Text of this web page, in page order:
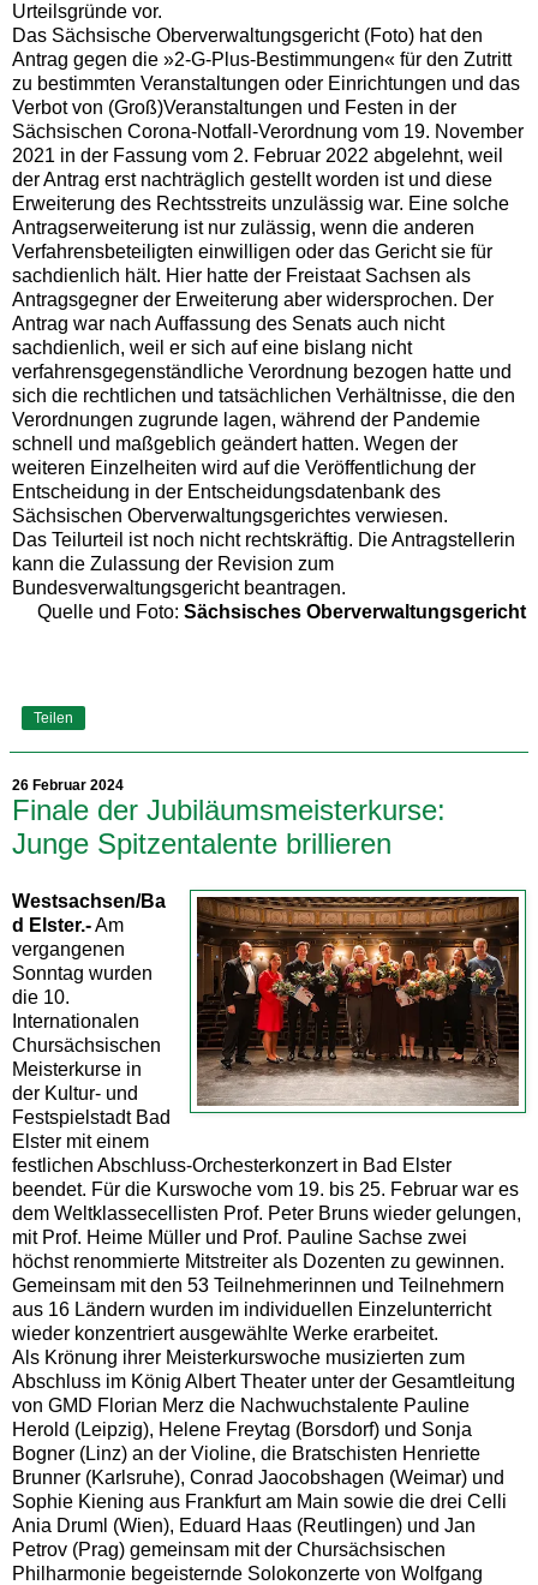
Urteilsgründe vor.
Das Sächsische Oberverwaltungsgericht (Foto) hat den
Antrag gegen die »2-G-Plus-Bestimmungen« für den Zutritt
zu bestimmten Veranstaltungen oder Einrichtungen und das
Verbot von (Groß)Veranstaltungen und Festen in der
Sächsischen Corona-Notfall-Verordnung vom 19. November
2021 in der Fassung vom 2. Februar 2022 abgelehnt, weil
der Antrag erst nachträglich gestellt worden ist und diese
Erweiterung des Rechtsstreits unzulässig war. Eine solche
Antragserweiterung ist nur zulässig, wenn die anderen
Verfahrensbeteiligten einwilligen oder das Gericht sie für
sachdienlich hält. Hier hatte der Freistaat Sachsen als
Antragsgegner der Erweiterung aber widersprochen. Der
Antrag war nach Auffassung des Senats auch nicht
sachdienlich, weil er sich auf eine bislang nicht
verfahrensgegenständliche Verordnung bezogen hatte und
sich die rechtlichen und tatsächlichen Verhältnisse, die den
Verordnungen zugrunde lagen, während der Pandemie
schnell und maßgeblich geändert hatten. Wegen der
weiteren Einzelheiten wird auf die Veröffentlichung der
Entscheidung in der Entscheidungsdatenbank des
Sächsischen Oberverwaltungsgerichtes verwiesen.
Das Teilurteil ist noch nicht rechtskräftig. Die Antragstellerin
kann die Zulassung der Revision zum
Bundesverwaltungsgericht beantragen.
Quelle und Foto: Sächsisches Oberverwaltungsgericht
Teilen
26 Februar 2024
Finale der Jubiläumsmeisterkurse:
Junge Spitzentalente brillieren
Westsachsen/Ba
d Elster.-Am
vergangenen
Sonntag wurden
die 10.
Internationalen
Chursächsischen
Meisterkurse in
der Kultur- und
Festspielstadt Bad
Elster mit einem
festlichen Abschluss-Orchesterkonzert in Bad Elster
beendet. Für die Kurswoche vom 19. bis 25. Februar war es
dem Weltklassecellisten Prof. Peter Bruns wieder gelungen,
mit Prof. Heime Müller und Prof. Pauline Sachse zwei
höchst renommierte Mitstreiter als Dozenten zu gewinnen.
Gemeinsam mit den 53 Teilnehmerinnen und Teilnehmern
aus 16 Ländern wurden im individuellen Einzelunterricht
wieder konzentriert ausgewählte Werke erarbeitet.
Als Krönung ihrer Meisterkurswoche musizierten zum
Abschluss im König Albert Theater unter der Gesamtleitung
von GMD Florian Merz die Nachwuchstalente Pauline
Herold (Leipzig), Helene Freytag (Borsdorf) und Sonja
Bogner (Linz) an der Violine, die Bratschisten Henriette
Brunner (Karlsruhe), Conrad Jaocobshagen (Weimar) und
Sophie Kiening aus Frankfurt am Main sowie die drei Celli
Ania Druml (Wien), Eduard Haas (Reutlingen) und Jan
Petrov (Prag) gemeinsam mit der Chursächsischen
Philharmonie begeisternde Solokonzerte von Wolfgang